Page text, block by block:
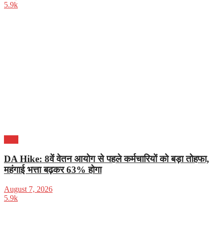
5.9k
DA Hike: 8वें वेतन आयोग से पहले कर्मचारियों को बड़ा तोहफा,
महंगाई भत्ता बढ़कर 63% होगा
August 7, 2026
5.9k